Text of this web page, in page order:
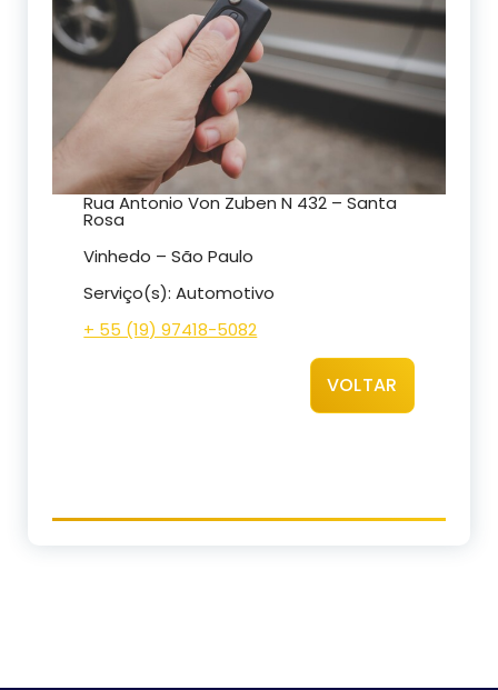
Rua Antonio Von Zuben N 432 – Santa
Rosa
Vinhedo – São Paulo
Serviço(s): Automotivo
+ 55 (19) 97418-5082
VOLTAR